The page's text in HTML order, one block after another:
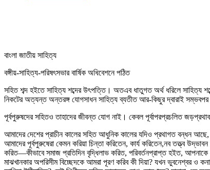
বাংলা জাতীয় সাহিত্য
বঙ্গীয়-সাহিত্য-পরিষৎসভার বার্ষিক অধিবেশনে পঠিত
সহিত শব্দ হইতে সাহিত্য শব্দের উৎপত্তি। অতএব ধাতুগত অর্থ ধরিলে সাহিত্য
নিকটের অত্যন্ত অন্তরঙ্গ যোগসাধন সাহিত্য ব্যতীত আর-কিছুর দ্বারাই
পূর্বপুরুষদের সহিতও তাহাদের জীবন্ত যোগ নাই। কেবল পূর্বাপরপ্রচলিত
আমাদের দেশের প্রাচীন কালের সহিত আধুনিক কালের যদিও প্রথাগত বন্ধন
আমাদের পূর্বপুরুষেরা কেমন করিয়া চিন্তা করিতেন, কার্য করিতেন,নব তত্ত্ব
করিত—কীভাবে সমাজ প্রতিদিন বৃদ্ধিলাভ করিত, পরিবর্তনপ্রাপ্ত হইত,
মাঝখানকার অপরিসীম বিচ্ছেদকে আমরা পূরণ করিব কী দিয়া? যখন ভুবনেশ্বর ও